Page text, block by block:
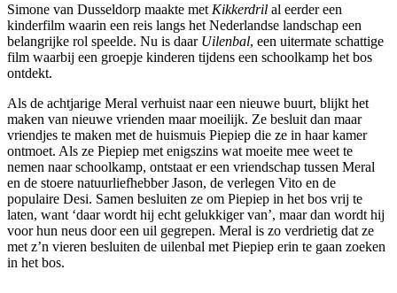
Simone van Dusseldorp maakte met Kikkerdril al eerder een
kinderfilm waarin een reis langs het Nederlandse landschap een
belangrijke rol speelde. Nu is daar Uilenbal, een uitermate schattige
film waarbij een groepje kinderen tijdens een schoolkamp het bos
ontdekt.
Als de achtjarige Meral verhuist naar een nieuwe buurt, blijkt het
maken van nieuwe vrienden maar moeilijk. Ze besluit dan maar
vriendjes te maken met de huismuis Piepiep die ze in haar kamer
ontmoet. Als ze Piepiep met enigszins wat moeite mee weet te
nemen naar schoolkamp, ontstaat er een vriendschap tussen Meral
en de stoere natuurliefhebber Jason, de verlegen Vito en de
populaire Desi. Samen besluiten ze om Piepiep in het bos vrij te
laten, want ‘daar wordt hij echt gelukkiger van’, maar dan wordt hij
voor hun neus door een uil gegrepen. Meral is zo verdrietig dat ze
met z’n vieren besluiten de uilenbal met Piepiep erin te gaan zoeken
in het bos.